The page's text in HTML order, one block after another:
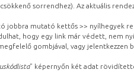
sorrendhez). Az aktuális
jobbra mutató kettős >> nyílhegyek
hogy egy link már védett, nem
gombjával, vagy
” képernyőn két adat